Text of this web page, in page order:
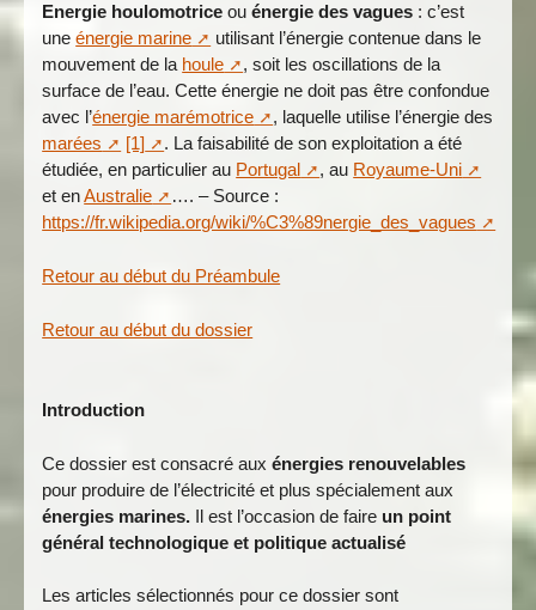
Energie houlomotrice ouénergie des vagues : c’est
uneénergie marine
utilisant l’énergie contenue dans le
mouvement de la houle
, soit les oscillations de la
surface de l’eau. Cette énergie ne doit pas être confondue
avec l’énergie marémotrice
, laquelle utilise l’énergie des
marées
[1]
. La faisabilité de son exploitation a été
étudiée, en particulier au Portugal , au Royaume-Uni
et enAustralie
…. – Source :
https://fr.wikipedia.org/wiki/%C3%89nergie_des_vagues
Retour au début du Préambule
Retour au début du dossier
Introduction
Ce dossier est consacré auxénergies renouvelables
pour produire de l’électricité et plus spécialement aux
énergies marines. Il est l’occasion de faire un point
général technologique et politique actualisé
Les articles sélectionnés pour ce dossier sont